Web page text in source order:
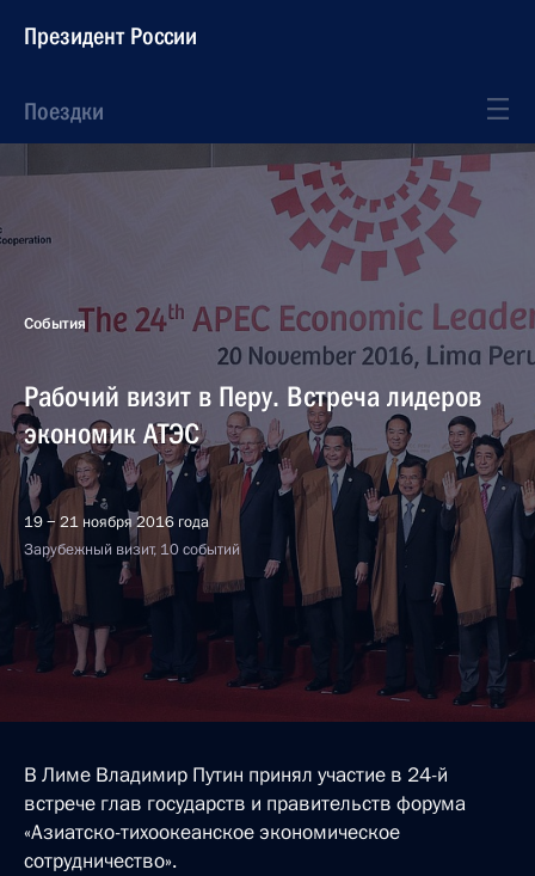
Президент России
Поездки
События
Рабочий визит в Перу. Встреча лидеров
экономик АТЭС
19 − 21 ноября 2016 года
Зарубежный визит, 10 событий
В Лиме Владимир Путин принял участие в 24-й
встрече глав государств и правительств форума
«Азиатско-тихоокеанское экономическое
сотрудничество».